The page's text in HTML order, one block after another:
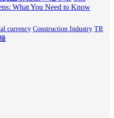
What You Need to Know
currency Construction Industry TR